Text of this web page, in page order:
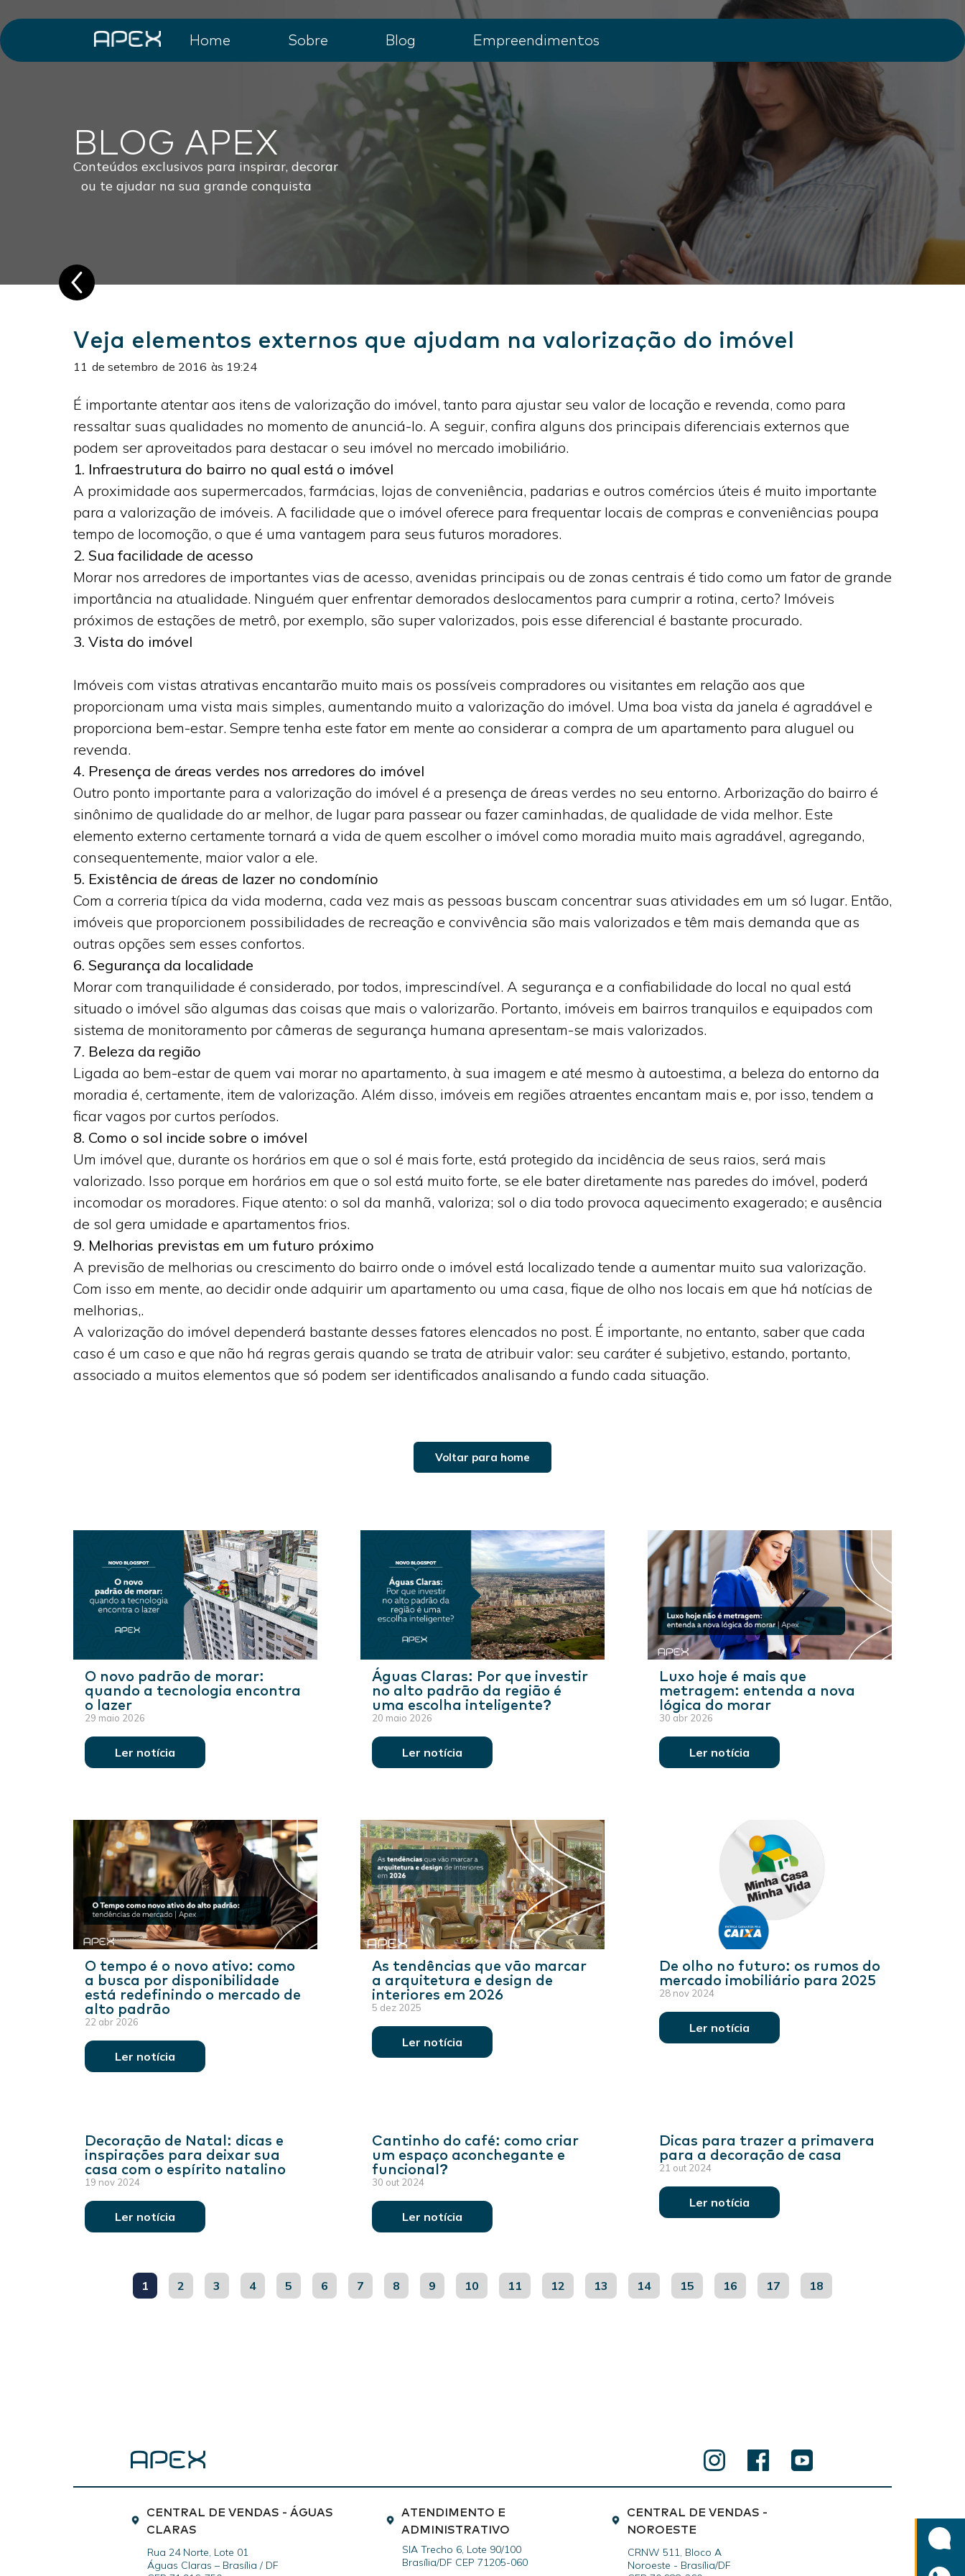
Home Sobre Blog Empreendimentos
BLOG APEX
Conteúdos exclusivos para inspirar, decorar
ou te ajudar na sua grande conquista
Veja elementos externos que ajudam na valorização do imóvel
11 de setembro de 2016 às 19:24
É importante atentar aos itens de valorização do imóvel, tanto para ajustar seu valor de locação e revenda, como para
ressaltar suas qualidades no momento de anunciá-lo. A seguir, confira alguns dos principais diferenciais externos que
podem ser aproveitados para destacar o seu imóvel no mercado imobiliário.
1. Infraestrutura do bairro no qual está o imóvel
A proximidade aos supermercados, farmácias, lojas de conveniência, padarias e outros comércios úteis é muito importante
para a valorização de imóveis. A facilidade que o imóvel oferece para frequentar locais de compras e conveniências poupa
tempo de locomoção, o que é uma vantagem para seus futuros moradores.
2. Sua facilidade de acesso
Morar nos arredores de importantes vias de acesso, avenidas principais ou de zonas centrais é tido como um fator de grande
importância na atualidade. Ninguém quer enfrentar demorados deslocamentos para cumprir a rotina, certo? Imóveis
próximos de estações de metrô, por exemplo, são super valorizados, pois esse diferencial é bastante procurado.
3. Vista do imóvel
Imóveis com vistas atrativas encantarão muito mais os possíveis compradores ou visitantes em relação aos que
proporcionam uma vista mais simples, aumentando muito a valorização do imóvel. Uma boa vista da janela é agradável e
proporciona bem-estar. Sempre tenha este fator em mente ao considerar a compra de um apartamento para aluguel ou
revenda.
4. Presença de áreas verdes nos arredores do imóvel
Outro ponto importante para a valorização do imóvel é a presença de áreas verdes no seu entorno. Arborização do bairro é
sinônimo de qualidade do ar melhor, de lugar para passear ou fazer caminhadas, de qualidade de vida melhor. Este
elemento externo certamente tornará a vida de quem escolher o imóvel como moradia muito mais agradável, agregando,
consequentemente, maior valor a ele.
5. Existência de áreas de lazer no condomínio
Com a correria típica da vida moderna, cada vez mais as pessoas buscam concentrar suas atividades em um só lugar. Então,
imóveis que proporcionem possibilidades de recreação e convivência são mais valorizados e têm mais demanda que as
outras opções sem esses confortos.
6. Segurança da localidade
Morar com tranquilidade é considerado, por todos, imprescindível. A segurança e a confiabilidade do local no qual está
situado o imóvel são algumas das coisas que mais o valorizarão. Portanto, imóveis em bairros tranquilos e equipados com
sistema de monitoramento por câmeras de segurança humana apresentam-se mais valorizados.
7. Beleza da região
Ligada ao bem-estar de quem vai morar no apartamento, à sua imagem e até mesmo à autoestima, a beleza do entorno da
moradia é, certamente, item de valorização. Além disso, imóveis em regiões atraentes encantam mais e, por isso, tendem a
ficar vagos por curtos períodos.
8. Como o sol incide sobre o imóvel
Um imóvel que, durante os horários em que o sol é mais forte, está protegido da incidência de seus raios, será mais
valorizado. Isso porque em horários em que o sol está muito forte, se ele bater diretamente nas paredes do imóvel, poderá
incomodar os moradores. Fique atento: o sol da manhã, valoriza; sol o dia todo provoca aquecimento exagerado; e ausência
de sol gera umidade e apartamentos frios.
9. Melhorias previstas em um futuro próximo
A previsão de melhorias ou crescimento do bairro onde o imóvel está localizado tende a aumentar muito sua valorização.
Com isso em mente, ao decidir onde adquirir um apartamento ou uma casa, fique de olho nos locais em que há notícias de
melhorias,.
A valorização do imóvel dependerá bastante desses fatores elencados no post. É importante, no entanto, saber que cada
caso é um caso e que não há regras gerais quando se trata de atribuir valor: seu caráter é subjetivo, estando, portanto,
associado a muitos elementos que só podem ser identificados analisando a fundo cada situação.
Voltar para home
O novo padrão de morar:
quando a tecnologia encontra
o lazer
29 maio 2026
Ler notícia
Águas Claras: Por que investir
no alto padrão da região é
uma escolha inteligente?
20 maio 2026
Ler notícia
Luxo hoje é mais que
metragem: entenda a nova
lógica do morar
30 abr 2026
Ler notícia
O tempo é o novo ativo: como
a busca por disponibilidade
está redefinindo o mercado de
alto padrão
22 abr 2026
Ler notícia
As tendências que vão marcar
a arquitetura e design de
interiores em 2026
5 dez 2025
Ler notícia
De olho no futuro: os rumos do
mercado imobiliário para 2025
28 nov 2024
Ler notícia
Decoração de Natal: dicas e
inspirações para deixar sua
casa com o espírito natalino
19 nov 2024
Ler notícia
Cantinho do café: como criar
um espaço aconchegante e
funcional?
30 out 2024
Ler notícia
Dicas para trazer a primavera
para a decoração de casa
21 out 2024
Ler notícia
1 2 3 4 5 6 7 8 9 10 11 12 13 14 15 16 17 18
CENTRAL DE VENDAS - ÁGUAS
CLARAS
Rua 24 Norte, Lote 01
Águas Claras – Brasília / DF
ATENDIMENTO E
ADMINISTRATIVO
SIA Trecho 6, Lote 90/100
Brasília/DF CEP 71205-060
CENTRAL DE VENDAS -
NOROESTE
CRNW 511, Bloco A
Noroeste - Brasília/DF